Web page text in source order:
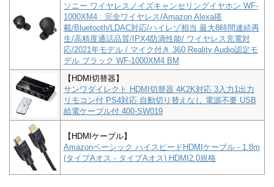
ソニー ワイヤレスノイズキャンセリングイヤホン WF-
1000XM4 : 完全ワイヤレス/Amazon Alexa搭
載/Bluetooth/LDAC対応/ハイレゾ相当 最大8時間連続再
生/高精度通話品質/IPX4防滴性能/ ワイヤレス充電対
応/2021年モデル / マイク付き 360 Reality Audio認定モ
デル ブラック WF-1000XM4 BM
【HDMI切替器】
サンワダイレクト HDMI切替器 4K2K対応 3入力1出力
リモコン付 PS4対応 自動切り替えなし 電源不要 USB
給電ケーブル付 400-SW019
【HDMIケーブル】
Amazonベーシック ハイスピードHDMIケーブル - 1.8m
(タイプAオス - タイプAオス) HDMI2.0規格